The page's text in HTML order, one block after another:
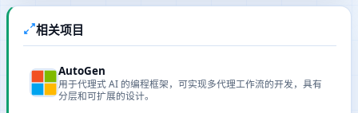
相关项目
AutoGen
用于代理式 AI 的编程框架，可实现多代理工作流的开发，具有
分层和可扩展的设计。